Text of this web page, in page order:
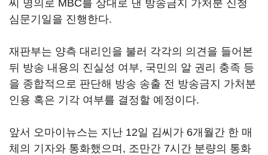
씨 명의로 MBC를 상대로 낸 방송금지 가처분 신청
심문기일을 진행한다.
재판부는 양측 대리인을 불러 각각의 의견을 들어본
뒤 방송 내용의 진실성 여부, 국민의 알 권리 충족 등
을 종합적으로 판단해 방송 송출 전 방송금지 가처분
인용 혹은 기각 여부를 결정할 예정이다.
앞서 오마이뉴스는 지난 12일 김씨가 6개월간 한 매
체의 기자와 통화했으며, 조만간 7시간 분량의 통화